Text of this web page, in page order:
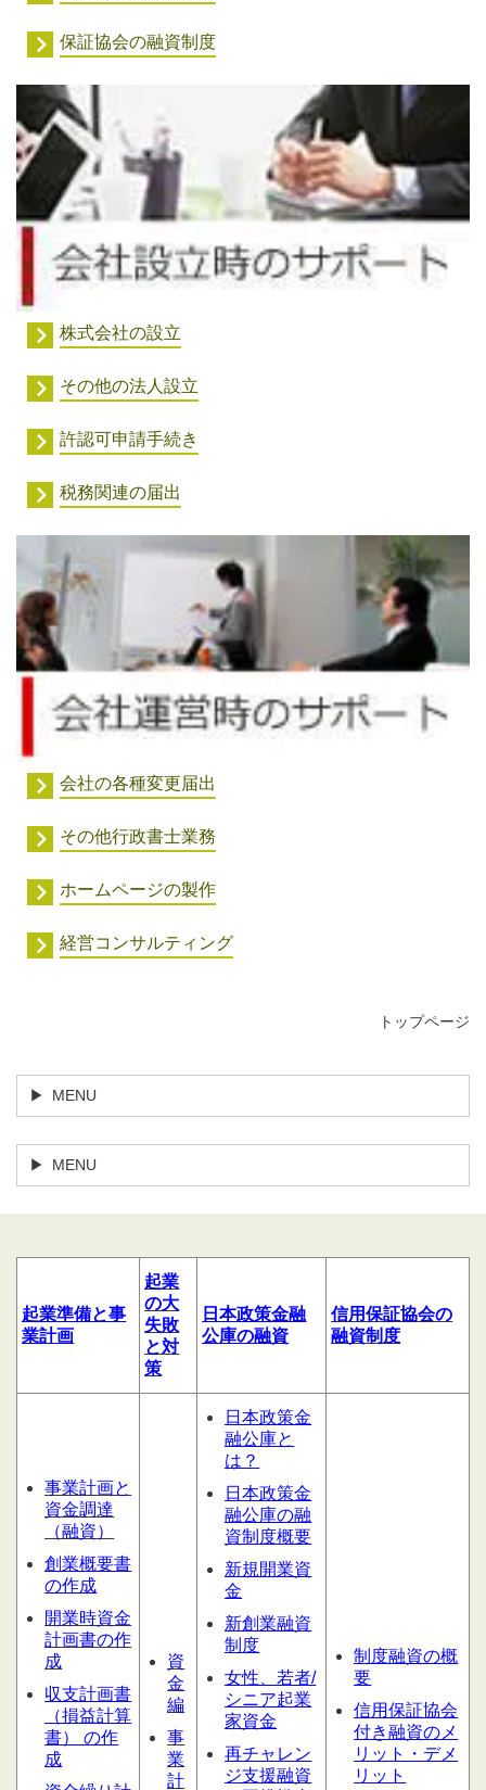
保証協会の融資制度
株式会社の設立
その他の法人設立
許認可申請手続き
税務関連の届出
会社の各種変更届出
その他行政書士業務
ホームページの製作
経営コンサルティング
トップページ
MENU
MENU
起業準備と事
業計画
起業
の大
失敗
と対
策
日本政策金融
公庫の融資
信用保証協会の
融資制度
事業計画と
資金調達
（融資）
創業概要書
の作成
開業時資金
計画書の作
成
収支計画書
（損益計算
書） の作
成
資
金
編
事
業
計
日本政策金
融公庫と
は？
日本政策金
融公庫の融
資制度概要
新規開業資
金
新創業融資
制度
女性、若者/
シニア起業
家資金
再チャレン
ジ支援融資
制度融資の概
要
信用保証協会
付き融資のメ
リット・デメ
リット